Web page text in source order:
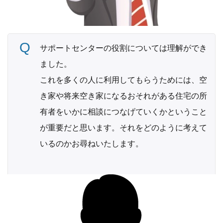
サポートセンターの役割については理解ができ
ました。
これを多くの人に利用してもらうためには、空
き家や将来空き家になるおそれがある住宅の所
有者をいかに相談につなげていくかということ
が重要だと思います。それをどのように考えて
いるのかお尋ねいたします。